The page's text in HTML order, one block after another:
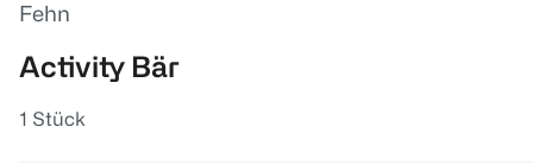
Fehn
Activity Bär
1 Stück